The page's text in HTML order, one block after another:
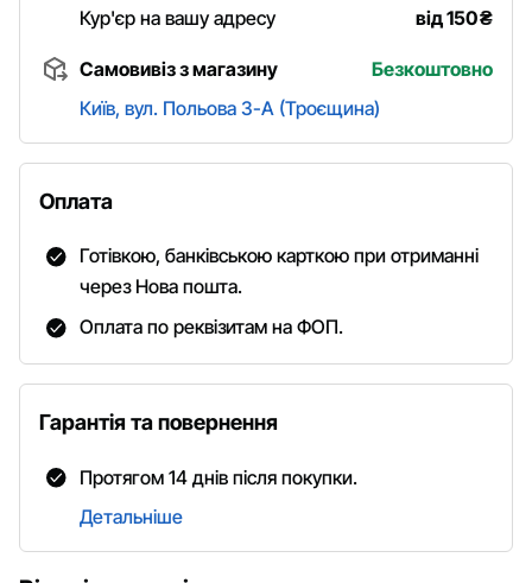
Кур'єр на вашу адресу
від 150₴
Самовивіз з магазину
Безкоштовно
Київ, вул. Польова 3-А (Троєщина)
Оплата
Готівкою, банківською карткою при отриманні
через Нова пошта.
Оплата по реквізитам на ФОП.
Гарантія та повернення
Протягом 14 днів після покупки.
Детальніше